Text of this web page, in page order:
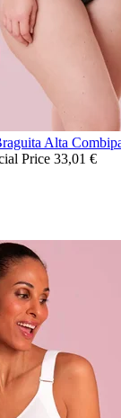
Alta
Price 33,01 €